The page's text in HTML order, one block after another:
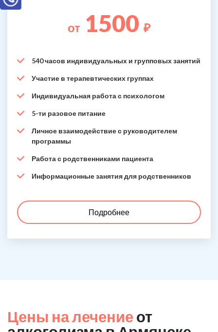
от 1500 ₽
540 часов индивидуальных и групповых занятий
Участие в терапевтических группах
Индивидуальная работа с психологом
5-ти разовое питание
Личное взаимодействие с руководителем
программы
Работа с родственниками пациента
Информационные занятия для родственников
Подробнее
Цены на лечение от